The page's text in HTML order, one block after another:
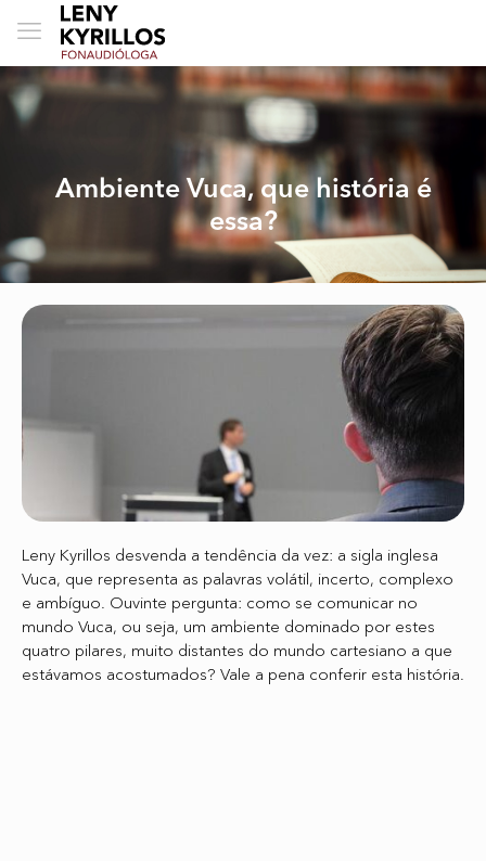
Ambiente Vuca, que história é
essa?
Leny Kyrillos desvenda a tendência da vez: a sigla inglesa
Vuca, que representa as palavras volátil, incerto, complexo
e ambíguo. Ouvinte pergunta: como se comunicar no
mundo Vuca, ou seja, um ambiente dominado por estes
quatro pilares, muito distantes do mundo cartesiano a que
estávamos acostumados? Vale a pena conferir esta história.